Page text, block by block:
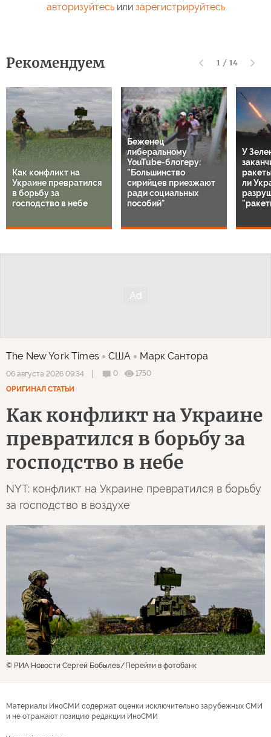
авторизуйтесьили зарегистрируйтесь
Рекомендуем 1 / 14
Как конфликт на
Украине превратился
в борьбу за
господство в небе
Беженец
либеральному
YouTube-блогеру:
"Большинство
сирийцев приезжают
ради социальных
пособий"
У
ли
The New York Times США Марк Сантора
06 августа 2026 09:34 0
1750
ОРИГИНАЛ СТАТЬИ
Как конфликт на Украине
превратился в борьбу за
господство в небе
NYT: конфликт на Украине превратился в борьбу
за господство в воздухе
© РИА Новости Сергей Бобылев Перейти в фотобанк
Материалы ИноСМИ содержат оценки исключительно зарубежных СМИ
и не отражают позицию редакции ИноСМИ